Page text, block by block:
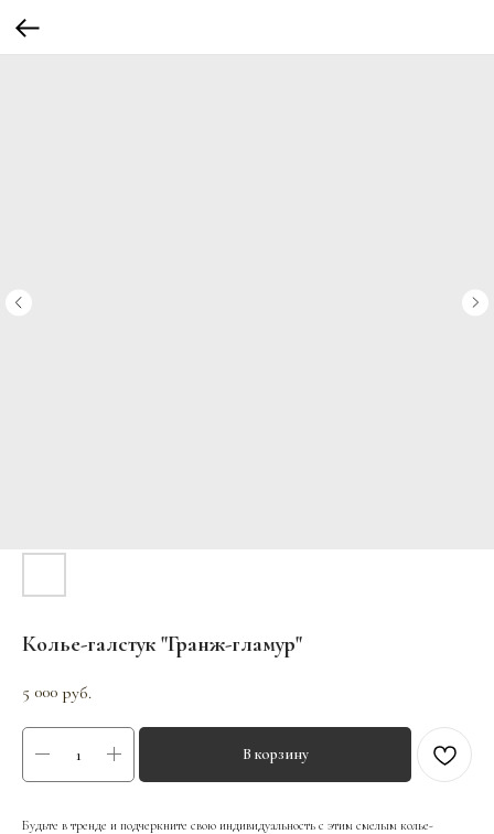
Колье-галстук "Гранж-гламур"
5 000 руб.
В корзину
Будьте в тренде и подчеркните свою индивидуальность с этим смелым колье-